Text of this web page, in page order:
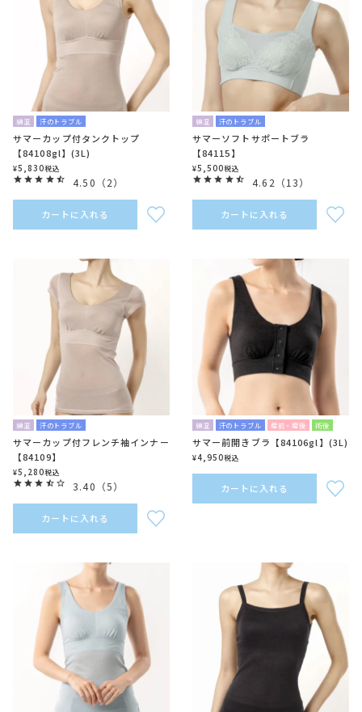
綿混 汗のトラブル
サマーカップ付タンクトップ
【84108gl】(3L)
¥5,830税込
4.50 （2）
カートに入れる
綿混 汗のトラブル
サマーソフトサポートブラ
【84115】
¥5,500税込
4.62 （13）
カートに入れる
綿混 汗のトラブル
サマーカップ付フレンチ袖インナー
【84109】
¥5,280税込
3.40 （5）
カートに入れる
綿混 汗のトラブル 産前・産後 術後
サマー前開きブラ【84106gl】(3L)
¥4,950税込
カートに入れる